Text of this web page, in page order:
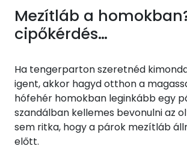
Mezítláb a
cipőkérdés…
Ha tengerparton szeretnéd
igent, akkor hagyd otthon a
hófehér homokban leginkább egy
szandálban kellemes bevonulni az
sem ritka, hogy a párok mezítláb
előtt.